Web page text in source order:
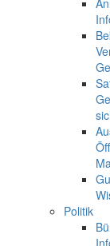
Politik